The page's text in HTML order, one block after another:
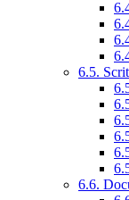
6.5.
6.6.